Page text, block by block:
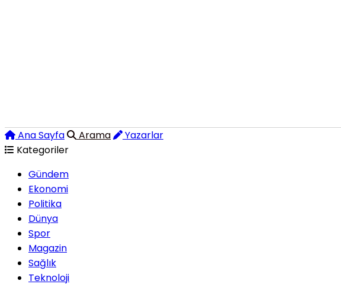
Ana Sayfa Arama
Yazarlar
Kategoriler
Gündem
Ekonomi
Politika
Dünya
Spor
Magazin
Sağlık
Teknoloji